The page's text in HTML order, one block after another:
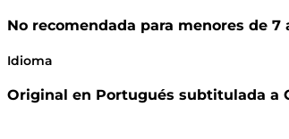
No recomendada para menores de 7
Idioma
Original en Portugués subtitulada a